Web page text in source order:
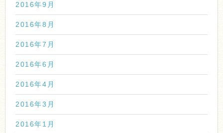
2016年9月
2016年8月
2016年7月
2016年6月
2016年4月
2016年3月
2016年1月